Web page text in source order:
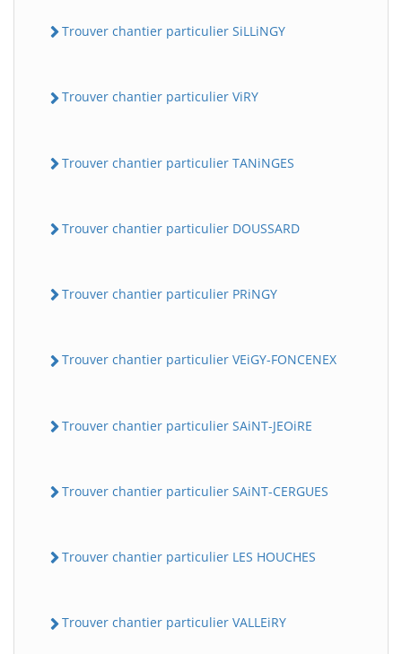
Trouver chantier particulier SiLLiNGY
Trouver chantier particulier ViRY
Trouver chantier particulier TANiNGES
Trouver chantier particulier DOUSSARD
Trouver chantier particulier PRiNGY
Trouver chantier particulier VEiGY-FONCENEX
Trouver chantier particulier SAiNT-JEOiRE
Trouver chantier particulier SAiNT-CERGUES
Trouver chantier particulier LES HOUCHES
Trouver chantier particulier VALLEiRY